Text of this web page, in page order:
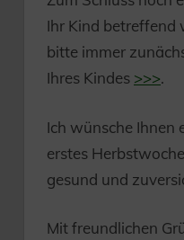
Ihr Kind betreffend
bitte immer
Ihres Kindes >>>.
Ich wünsche Ihnen
erstes
gesund und
Mit freundlichen